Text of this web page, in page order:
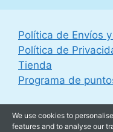
Política de Envíos
Política de
Tienda
Programa de
We use cookies to
features and to analyse our